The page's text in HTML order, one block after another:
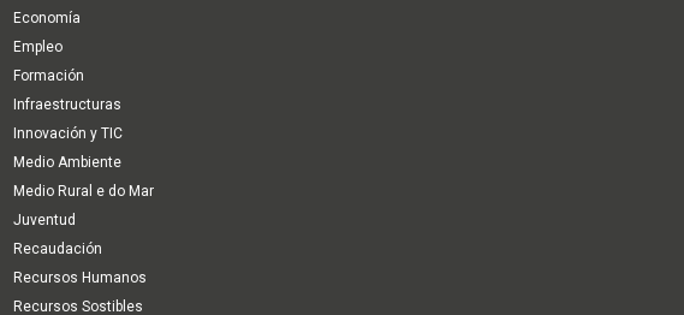
Economía
Empleo
Formación
Infraestructuras
Innovación y TIC
Medio Ambiente
Medio Rural e do Mar
Juventud
Recaudación
Recursos Humanos
Recursos Sostibles